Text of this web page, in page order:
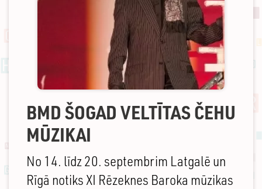
BMD ŠOGAD VELTĪTAS ČEHU
MŪZIKAI
No 14. līdz 20. septembrim Latgalē un
Rīgā notiks XI Rēzeknes Baroka mūzikas